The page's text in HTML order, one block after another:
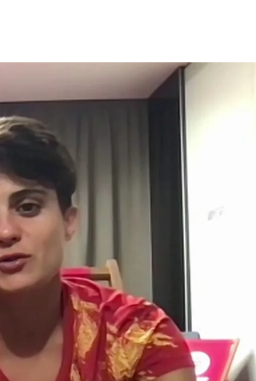
nos falta la medalla olímpica" |Antena 3 Deportes